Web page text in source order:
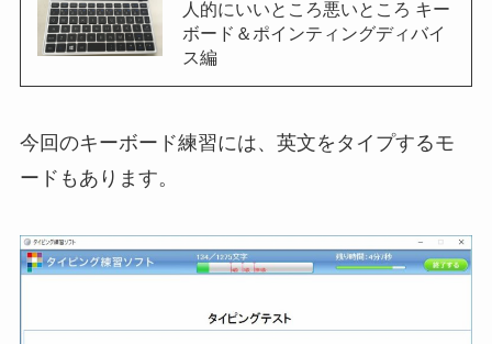
人的にいいところ悪いところ キー
ボード＆ポインティングディバイ
ス編
今回のキーボード練習には、英文をタイプするモ
ードもあります。